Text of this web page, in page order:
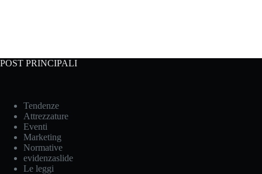
POST PRINCIPALI
Tendenze
Attrezzature
Eventi
Marketing
Normative
evidenzaslide
Le leggi